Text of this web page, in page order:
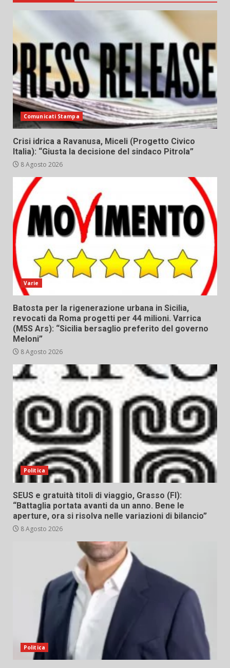
Comunicati Stampa
Crisi idrica a Ravanusa, Miceli (Progetto Civico
Italia): “Giusta la decisione del sindaco Pitrola”
8 Agosto 2026
Varie
Batosta per la rigenerazione urbana in Sicilia,
revocati da Roma progetti per 44 milioni. Varrica
(M5S Ars): “Sicilia bersaglio preferito del governo
Meloni”
8 Agosto 2026
Politica
SEUS e gratuità titoli di viaggio, Grasso (FI):
“Battaglia portata avanti da un anno. Bene le
aperture, ora si risolva nelle variazioni di bilancio”
8 Agosto 2026
Politica